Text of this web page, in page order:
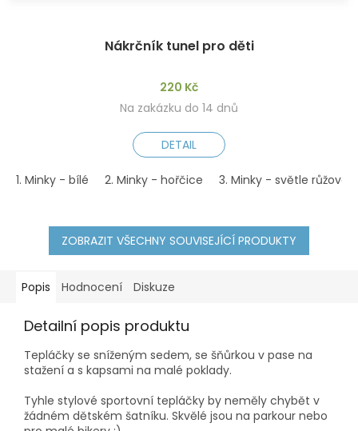
Nákrčník tunel pro děti
220 Kč
Na zakázku do 14 dnů
DETAIL
1. Minky - bílé 2. Minky - hořčice 3. Minky - světle růžové
ZOBRAZIT VŠECHNY SOUVISEJÍCÍ PRODUKTY
Popis Hodnocení Diskuze
Detailní popis produktu
Tepláčky se sníženým sedem, se šňůrkou v pase na
stažení a s kapsami na malé poklady.
Tyhle stylové sportovní tepláčky by neměly chybět v
žádném dětském šatníku. Skvělé jsou na parkour nebo